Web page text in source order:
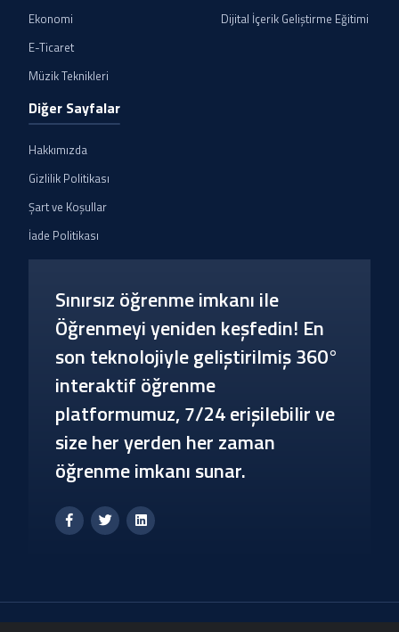
Ekonomi
E-Ticaret
Müzik Teknikleri
Dijital İçerik Geliştirme Eğitimi
Diğer Sayfalar
Hakkımızda
Gizlilik Politikası
Şart ve Koşullar
İade Politikası
Sınırsız öğrenme imkanı ile
Öğrenmeyi yeniden keşfedin! En
son teknolojiyle geliştirilmiş 360°
interaktif öğrenme
platformumuz, 7/24 erişilebilir ve
size her yerden her zaman
öğrenme imkanı sunar.